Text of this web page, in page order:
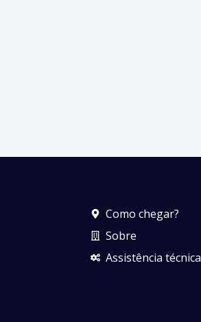
Como chegar?
Sobre
Assistência técnica